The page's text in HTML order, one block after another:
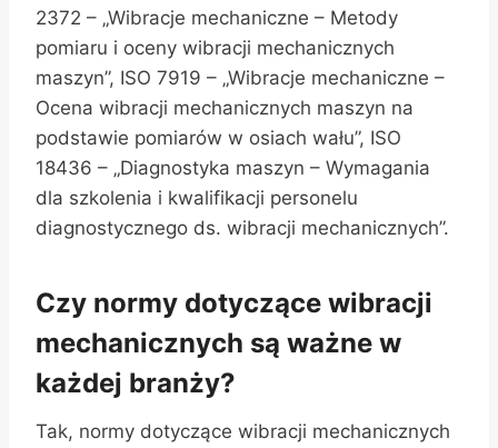
2372 – „Wibracje mechaniczne – Metody
pomiaru i oceny wibracji mechanicznych
maszyn”, ISO 7919 – „Wibracje mechaniczne –
Ocena wibracji mechanicznych maszyn na
podstawie pomiarów w osiach wału”, ISO
18436 – „Diagnostyka maszyn – Wymagania
dla szkolenia i kwalifikacji personelu
diagnostycznego ds. wibracji mechanicznych”.
Czy normy dotyczące wibracji
mechanicznych są ważne w
każdej branży?
Tak, normy dotyczące wibracji mechanicznych